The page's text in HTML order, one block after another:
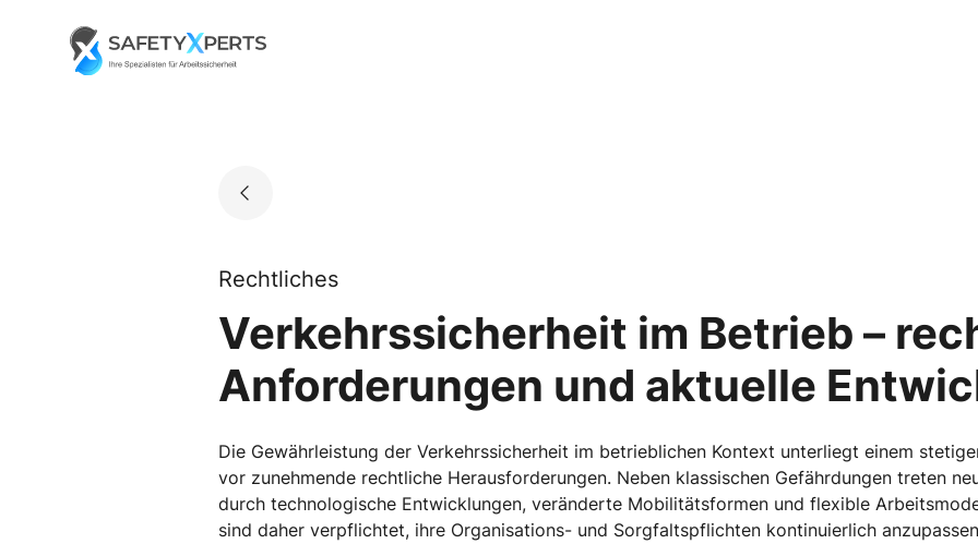
Go to landing page.
Rechtliches
Verkehrssicherheit im Betrieb –
Anforderungen und aktuelle
Die Gewährleistung der Verkehrssicherheit im betrieblichen Kontext unterliegt einem
vor zunehmende rechtliche Herausforderungen. Neben klassischen Gefährdungen treten
durch technologische Entwicklungen, veränderte Mobilitätsformen und flexible
sind daher verpflichtet, ihre Organisations- und Sorgfaltspflichten kontinuierlich